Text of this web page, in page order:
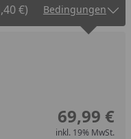
wird das Holz stark
sind alle
die Sie für die richtige
finden Sie eine
€) Bedingungen
eingeben
um eins erhöhen
69,99 €
inkl. 19% MwSt.